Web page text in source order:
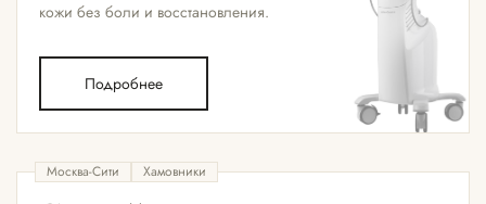
кожи без боли и восстановления.
Подробнее
Москва-Сити Хамовники